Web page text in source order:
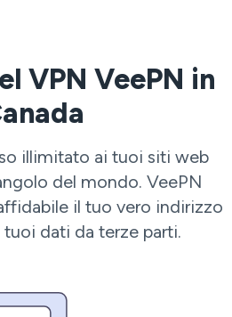
VPN VeePN in
illimitato ai tuoi siti web
del mondo. VeePN
il tuo vero indirizzo
dati da terze parti.